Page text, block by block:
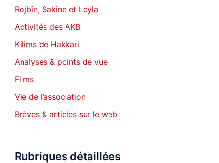
Rojbîn, Sakine et Leyla
Activités des AKB
Kilims de Hakkari
Analyses & points de vue
Films
Vie de l’association
Brèves & articles sur le web
Rubriques détaillées